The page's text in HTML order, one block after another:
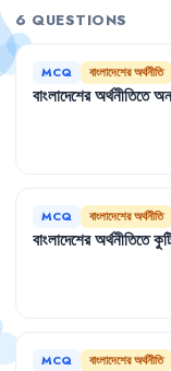
6 QUESTIONS
MCQ বাংলাদেশের অর্থনীতি
বাংলাদেশেরঅর্থনীতিতে
MCQ বাংলাদেশের অর্থনীতি
বাংলাদেশেরঅর্থনীতিতে
MCQ বাংলাদেশের অর্থনীতি